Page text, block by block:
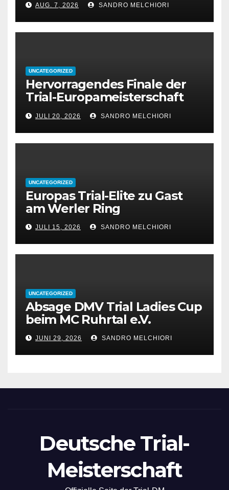
AUG. 7, 2026 SANDRO MELCHIORI
UNCATEGORIZED
Hervorragendes Finale der
Trial-Europameisterschaft
2026 in Werl
JULI 20, 2026 SANDRO MELCHIORI
UNCATEGORIZED
Europas Trial-Elite zu Gast
am Werler Ring
JULI 15, 2026 SANDRO MELCHIORI
UNCATEGORIZED
Absage DMV Trial Ladies Cup
beim MC Ruhrtal e.V.
JUNI 29, 2026 SANDRO MELCHIORI
Deutsche Trial-
Meisterschaft